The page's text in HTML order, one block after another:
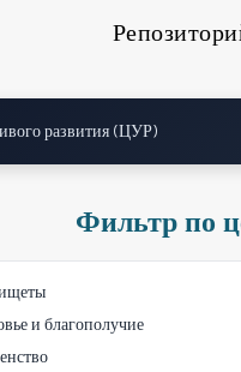
развития (ЦУР)
Фильтр по
и благополучие